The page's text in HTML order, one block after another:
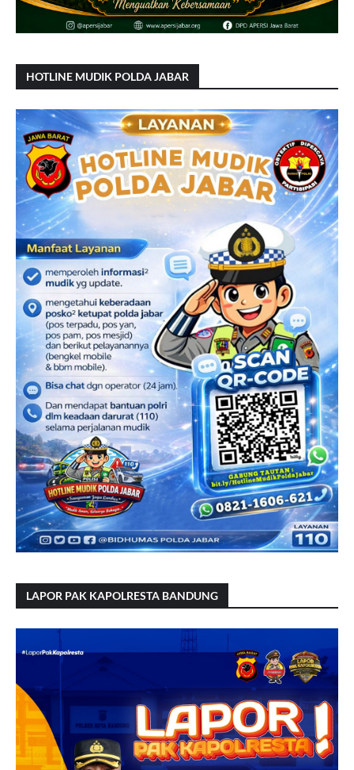
HOTLINE MUDIK POLDA JABAR
LAPOR PAK KAPOLRESTA BANDUNG